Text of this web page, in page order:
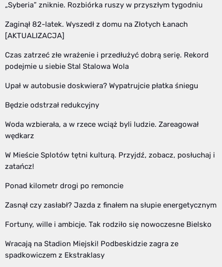
„Syberia” zniknie. Rozbiórka ruszy w przyszłym tygodniu
Zaginął 82-latek. Wyszedł z domu na Złotych Łanach
[AKTUALIZACJA]
Czas zatrzeć złe wrażenie i przedłużyć dobrą serię. Rekord
podejmie u siebie Stal Stalowa Wola
Upał w autobusie doskwiera? Wypatrujcie płatka śniegu
Będzie odstrzał redukcyjny
Woda wzbierała, a w rzece wciąż byli ludzie. Zareagował
wędkarz
W Mieście Splotów tętni kulturą. Przyjdź, zobacz, posłuchaj i
zatańcz!
Ponad kilometr drogi po remoncie
Zasnął czy zasłabł? Jazda z finałem na słupie energetycznym
Fortuny, wille i ambicje. Tak rodziło się nowoczesne Bielsko
Wracają na Stadion Miejski! Podbeskidzie zagra ze
spadkowiczem z Ekstraklasy